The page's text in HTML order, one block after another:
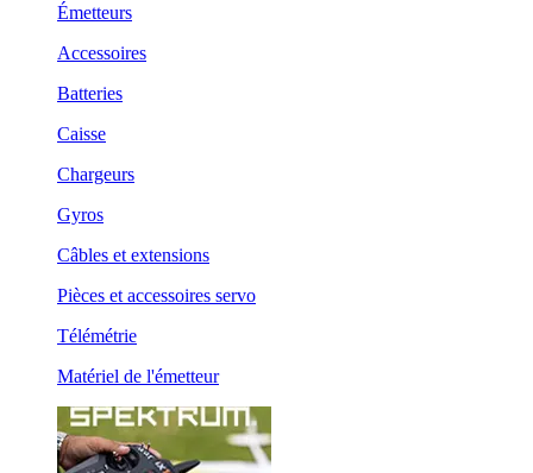
Émetteurs
Accessoires
Batteries
Caisse
Chargeurs
Gyros
Câbles et extensions
Pièces et accessoires servo
Télémétrie
Matériel de l'émetteur